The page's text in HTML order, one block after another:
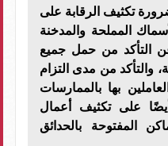
تكثيف الرقابة على
المملحة والمدخنة
التأكد من حمل جميع
والتأكد من مدى التزام
بها بالممارسات
على تكثيف أعمال
المفتوحة بالحدائق